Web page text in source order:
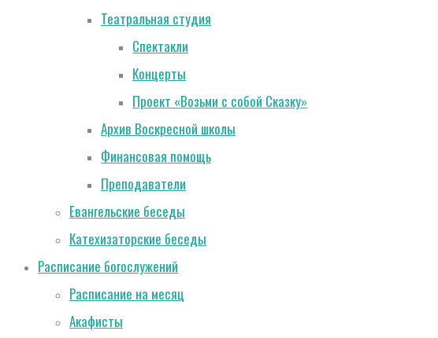
Театральная студия
Спектакли
Концерты
Проект «Возьми с собой Сказку»
Архив Воскресной школы
Финансовая помощь
Преподаватели
Евангельские беседы
Катехизаторские беседы
Расписание богослужений
Расписание на месяц
Акафисты